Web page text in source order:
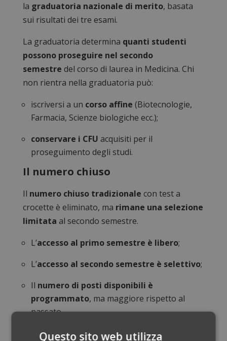
la graduatoria nazionale di merito, basata
sui risultati dei tre esami.
La graduatoria determina quanti studenti
possono proseguire nel secondo
semestre del corso di laurea in Medicina. Chi
non rientra nella graduatoria può:
iscriversi a un corso affine (Biotecnologie,
Farmacia, Scienze biologiche ecc.);
conservare i CFU acquisiti per il
proseguimento degli studi.
Il numero chiuso
Il numero chiuso tradizionale con test a
crocette è eliminato, ma rimane una selezione
limitata al secondo semestre.
L’accesso al primo semestre è libero;
L’accesso al secondo semestre è selettivo;
Il numero di posti disponibili è
programmato, ma maggiore rispetto al
passato.
Come prepararsi al semestre
Questo sito web utilizza